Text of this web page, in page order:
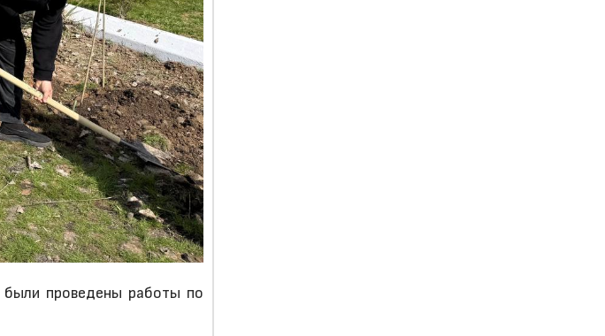
были проведены работы по